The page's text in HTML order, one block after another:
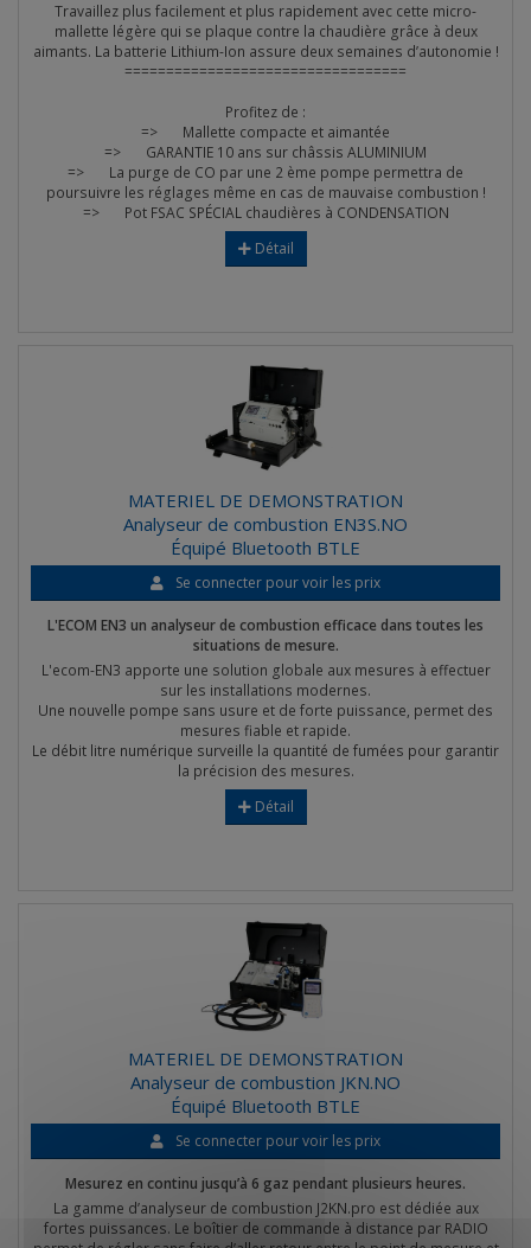
Travaillez plus facilement et plus rapidement avec cette micro-
mallette légère qui se plaque contre la chaudière grâce à deux
aimants. La batterie Lithium-Ion assure deux semaines d’autonomie !
==================================
Profitez de :
=> Mallette compacte et aimantée
=> GARANTIE 10 ans sur châssis ALUMINIUM
=> La purge de CO par une 2 ème pompe permettra de
poursuivre les réglages même en cas de mauvaise combustion !
=> Pot FSAC SPÉCIAL chaudières à CONDENSATION
Détail
MATERIEL DE DEMONSTRATION
Analyseur de combustion EN3S.NO
Équipé Bluetooth BTLE
Se connecter pour voir les prix
L'ECOM EN3 un analyseur de combustion efficace dans toutes les
situations de mesure.
L'ecom-EN3 apporte une solution globale aux mesures à effectuer
sur les installations modernes.
Une nouvelle pompe sans usure et de forte puissance, permet des
mesures fiable et rapide.
Le débit litre numérique surveille la quantité de fumées pour garantir
la précision des mesures.
Détail
MATERIEL DE DEMONSTRATION
Analyseur de combustion JKN.NO
Équipé Bluetooth BTLE
Se connecter pour voir les prix
Mesurez en continu jusqu’à 6 gaz pendant plusieurs heures.
La gamme d’analyseur de combustion J2KN.pro est dédiée aux
fortes puissances. Le boîtier de commande à distance par RADIO